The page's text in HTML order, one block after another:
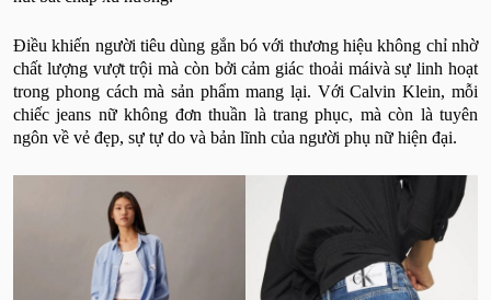
Điều khiến người tiêu dùng gắn bó với thương hiệu không chỉ nhờ
chất lượng vượt trội mà còn bởi cảm giác thoải máivà sự linh hoạt
trong phong cách mà sản phẩm mang lại. Với Calvin Klein, mỗi
chiếc jeans nữ không đơn thuần là trang phục, mà còn là tuyên
ngôn về vẻ đẹp, sự tự do và bản lĩnh của người phụ nữ hiện đại.